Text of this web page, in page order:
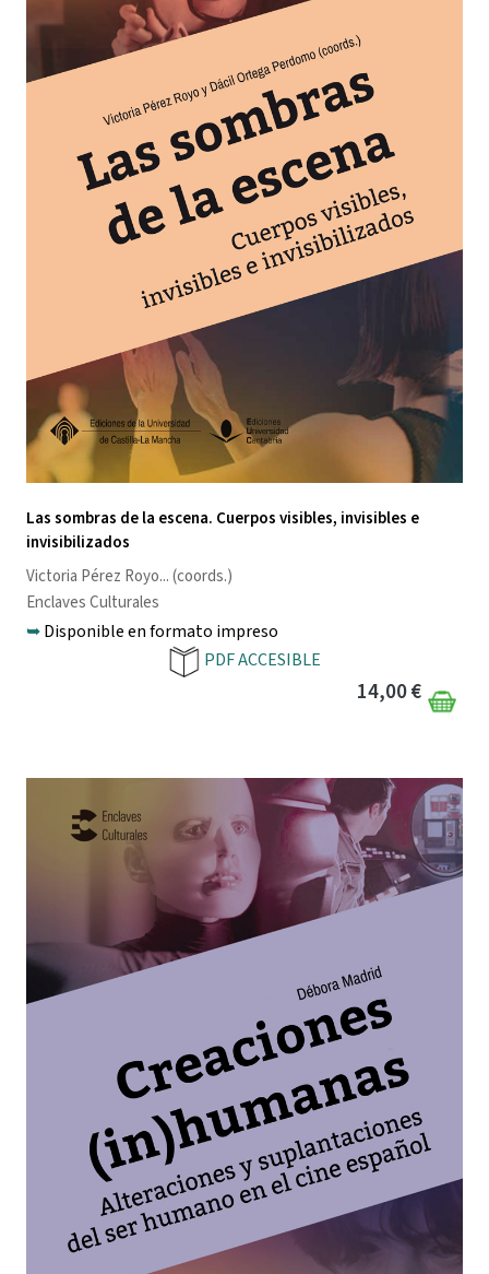
Las sombras de la escena. Cuerpos visibles, invisibles e
invisibilizados
Victoria Pérez Royo... (coords.)
Enclaves Culturales
➥Disponible en formato impreso
PDF ACCESIBLE
14,00 €